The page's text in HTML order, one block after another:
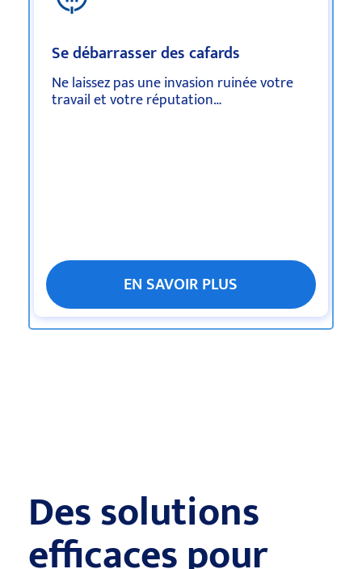
Se débarrasser des cafards
Ne laissez pas une invasion ruinée votre
travail et votre réputation…
EN SAVOIR PLUS
Des solutions